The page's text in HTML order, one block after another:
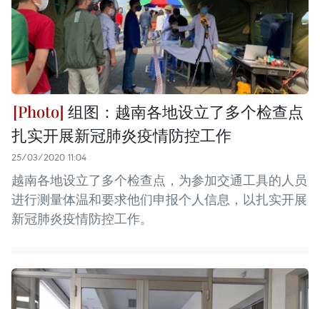
组图：越南各地设立了多个检查点
扎实开展新冠肺炎疫情防控工作
25/03/2020 11:04
越南各地设立了多个检查点，为参加交通工具的人员
进行测量体温和要求他们申报个人信息，以扎实开展
新冠肺炎疫情防控工作。